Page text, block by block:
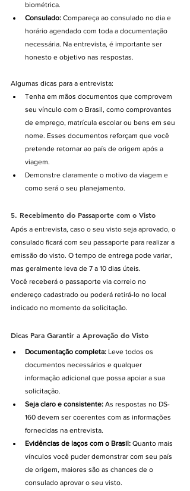
biométrica.
Consulado: Compareça ao consulado no dia e
horário agendado com toda a documentação
necessária. Na entrevista, é importante ser
honesto e objetivo nas respostas.
Algumas dicas para a entrevista:
Tenha em mãos documentos que comprovem
seu vínculo com o Brasil, como comprovantes
de emprego, matrícula escolar ou bens em seu
nome. Esses documentos reforçam que você
pretende retornar ao país de origem após a
viagem.
Demonstre claramente o motivo da viagem e
como será o seu planejamento.
5. Recebimento do Passaporte com o Visto
Após a entrevista, caso o seu visto seja aprovado, o
consulado ficará com seu passaporte para realizar a
emissão do visto. O tempo de entrega pode variar,
mas geralmente leva de 7 a 10 dias úteis.
Você receberá o passaporte via correio no
endereço cadastrado ou poderá retirá-lo no local
indicado no momento da solicitação.
Dicas Para Garantir a Aprovação do Visto
Documentação completa: Leve todos os
documentos necessários e qualquer
informação adicional que possa apoiar a sua
solicitação.
Seja claro e consistente: As respostas no DS-
160 devem ser coerentes com as informações
fornecidas na entrevista.
Evidências de laços com o Brasil: Quanto mais
vínculos você puder demonstrar com seu país
de origem, maiores são as chances de o
consulado aprovar o seu visto.